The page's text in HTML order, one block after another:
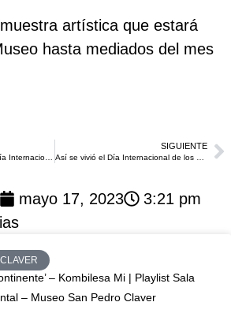
artística que estará
hasta mediados del mes
SIGUIENTE
mayo 17, 2023
3:21 pm
– Kombilesa Mi | Playlist Sala
– Museo San Pedro Claver